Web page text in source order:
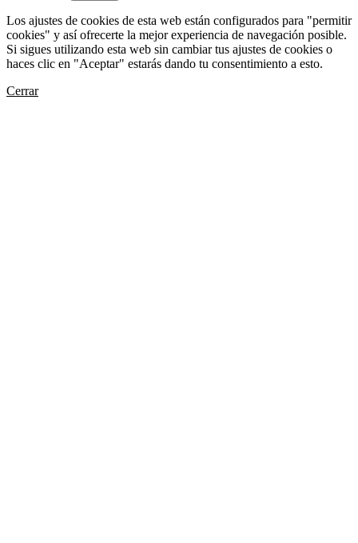
Los ajustes de cookies de esta web están configurados para "permitir
cookies" y así ofrecerte la mejor experiencia de navegación posible.
Si sigues utilizando esta web sin cambiar tus ajustes de cookies o
haces clic en "Aceptar" estarás dando tu consentimiento a esto.
Cerrar